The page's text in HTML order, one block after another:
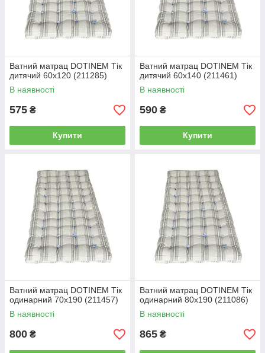
Ватний матрац DOTINEM Тік
дитячий 60х120 (211285)
В наявності
575 ₴
Купити
Ватний матрац DOTINEM Тік
дитячий 60х140 (211461)
В наявності
590 ₴
Купити
Ватний матрац DOTINEM Тік
одинарний 70х190 (211457)
В наявності
800 ₴
Ватний матрац DOTINEM Тік
одинарний 80х190 (211086)
В наявності
865 ₴